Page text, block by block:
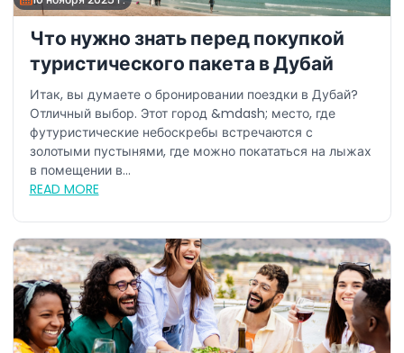
Что нужно знать перед покупкой
туристического пакета в Дубай
Итак, вы думаете о бронировании поездки в Дубай?
Отличный выбор. Этот город &mdash; место, где
футуристические небоскребы встречаются с
золотыми пустынями, где можно покататься на лыжах
в помещении в...
READ MORE